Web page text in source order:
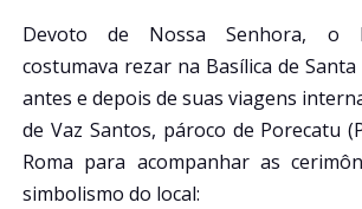
Devoto de Nossa Senhora, o
costumava rezar na Basílica de
antes e depois de suas viagens
de Vaz Santos, pároco de Porecatu
Roma para acompanhar as
simbolismo do local: